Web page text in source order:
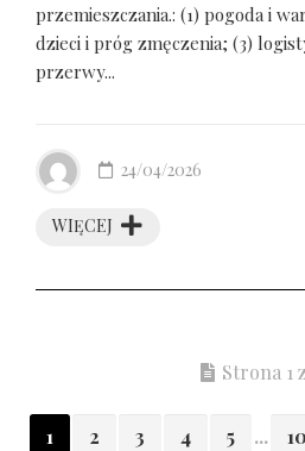
przemieszczania.: (1) pogoda i
dzieci i próg zmęczenia; (3)
przerwy...
WIĘCEJ
24/04/2026
Strona 1
1 2 3 4 5 ... 10